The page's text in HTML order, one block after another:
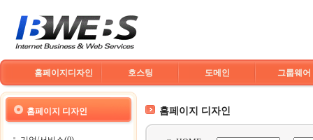
홈페이지디자인 호스팅 도메인 그룹웨어
홈페이지 디자인 홈페이지 디자인